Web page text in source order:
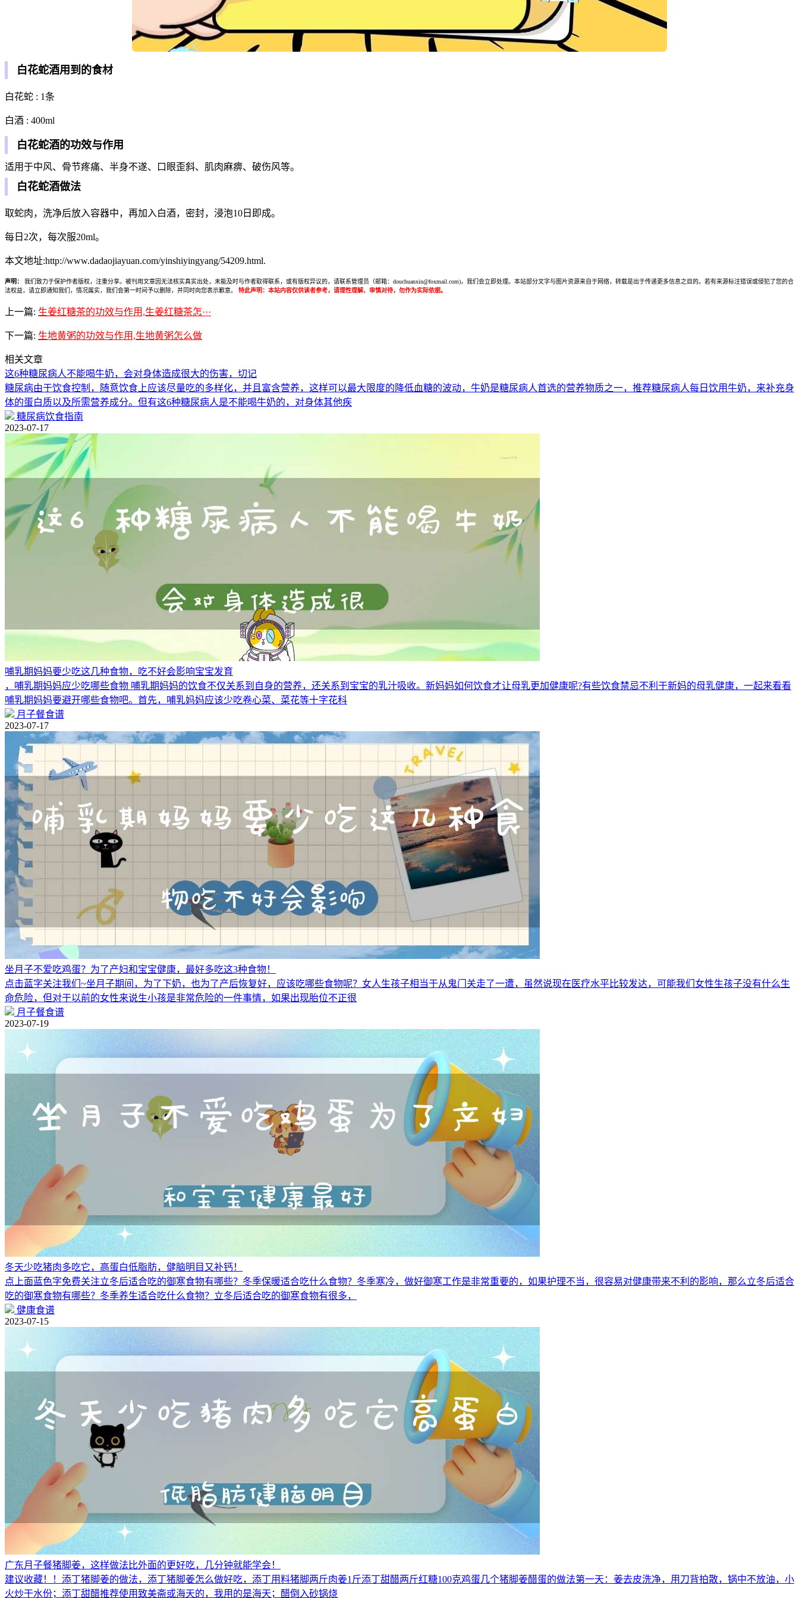
白花蛇酒用到的食材
白花蛇 : 1条
白酒 : 400ml
白花蛇酒的功效与作用
适用于中风、骨节疼痛、半身不遂、口眼歪斜、肌肉麻痹、破伤风等。
白花蛇酒做法
取蛇肉，洗净后放入容器中，再加入白酒，密封，浸泡10日即成。
每日2次，每次服20ml。
本文地址:http://www.dadaojiayuan.com/yinshiyingyang/54209.html.
声明：
我们致力于保护作者版权，注重分享。被刊用文章因无法核实真实出处，未能及时与作者取得联系，或有版权异议的，请联系管理员（邮箱：douchuanxin@foxmail.com)，我们会立即处理。本站部分文字与图片资源来自于网络，转载是出于传递更多信息之目的。若有来源标注错误或侵犯了您的合
法权益，请立即通知我们，情况属实，我们会第一时间予以删除，并同时向您表示歉意。
特此声明：本站内容仅供读者参考，请理性理解、审慎对待，勿作为实际依据。
上一篇: 生姜红糖茶的功效与作用,生姜红糖茶怎···
下一篇: 生地黄粥的功效与作用,生地黄粥怎么做
相关文章
这6种糖尿病人不能喝牛奶，会对身体造成很大的伤害，切记
糖尿病由于饮食控制，随意饮食上应该尽量吃的多样化，并且富含营养，这样可以最大限度的降低血糖的波动，牛奶是糖尿病人首选的营养物质之一，推荐糖尿病人每日饮用牛奶，来补充身
体的蛋白质以及所需营养成分。但有这6种糖尿病人是不能喝牛奶的，对身体其他疾
糖尿病饮食指南
2023-07-17
哺乳期妈妈要少吃这几种食物，吃不好会影响宝宝发育
，哺乳期妈妈应少吃哪些食物 哺乳期妈妈的饮食不仅关系到自身的营养，还关系到宝宝的乳汁吸收。新妈妈如何饮食才让母乳更加健康呢?有些饮食禁忌不利于新妈的母乳健康，一起来看看
哺乳期妈妈要避开哪些食物吧。首先，哺乳妈妈应该少吃卷心菜、菜花等十字花科
月子餐食谱
2023-07-17
坐月子不爱吃鸡蛋？为了产妇和宝宝健康，最好多吃这3种食物！
点击蓝字关注我们~坐月子期间，为了下奶，也为了产后恢复好，应该吃哪些食物呢？女人生孩子相当于从鬼门关走了一遭，虽然说现在医疗水平比较发达，可能我们女性生孩子没有什么生
命危险，但对于以前的女性来说生小孩是非常危险的一件事情，如果出现胎位不正很
月子餐食谱
2023-07-19
冬天少吃猪肉多吃它，高蛋白低脂肪，健脑明目又补钙！
点上面蓝色字免费关注立冬后适合吃的御寒食物有哪些？冬季保暖适合吃什么食物？冬季寒冷，做好御寒工作是非常重要的，如果护理不当，很容易对健康带来不利的影响，那么立冬后适合
吃的御寒食物有哪些？冬季养生适合吃什么食物？立冬后适合吃的御寒食物有很多，
健康食谱
2023-07-15
广东月子餐猪脚姜，这样做法比外面的更好吃，几分钟就能学会！
建议收藏！！添丁猪脚姜的做法，添丁猪脚姜怎么做好吃，添丁用料猪脚两斤肉姜1斤添丁甜醋两斤红糖100克鸡蛋几个猪脚姜醋蛋的做法第一天：姜去皮洗净，用刀背拍散，锅中不放油，小
火炒干水份；添丁甜醋推荐使用致美斋或海天的，我用的是海天；醋倒入砂锅烧